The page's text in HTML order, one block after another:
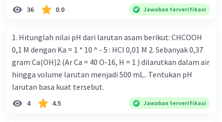
dengan menurunkan reserve requirement ratio e.
Ekspansif dengan menaikkan tingkat diskonto Bila Bank
ceteris paribus maka .... a. Menimbulkan inflasi di mana
bentuk kurva jumlah uang beredar (penawaran uang) naik
dari kiri bawah ke kanan atas b. Menimbulkan deflasi di
mana bentuk kurva jumlah uang beredar (penawaran
uang) naik dari kiri bawah ke kanan atas c. Tingkat bunga
meningkat di mana bentuk kurva jumlah uang beredar
36 0.0 Jawaban terverifikasi
1. Hitunglah nilai pH dari larutan asam berikut: CHCOOH
0,1 M dengan Ka = 1 * 10 ^ - 5 : HCI 0,01 M 2. Sebanyak 0,37
gram Ca(OH)2 (Ar Ca = 40 O-16, H = 1 ) dilarutkan dalam air
hingga volume larutan menjadi 500 mL.. Tentukan pH
larutan basa kuat tersebut.
4 4.5 Jawaban terverifikasi